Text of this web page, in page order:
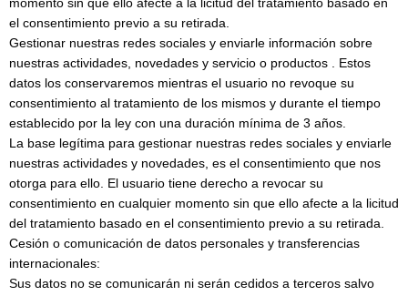
momento sin que ello afecte a la licitud del tratamiento basado en
el consentimiento previo a su retirada.
Gestionar nuestras redes sociales y enviarle información sobre
nuestras actividades, novedades y servicio o productos . Estos
datos los conservaremos mientras el usuario no revoque su
consentimiento al tratamiento de los mismos y durante el tiempo
establecido por la ley con una duración mínima de 3 años.
La base legítima para gestionar nuestras redes sociales y enviarle
nuestras actividades y novedades, es el consentimiento que nos
otorga para ello. El usuario tiene derecho a revocar su
consentimiento en cualquier momento sin que ello afecte a la licitud
del tratamiento basado en el consentimiento previo a su retirada.
Cesión o comunicación de datos personales y transferencias
internacionales:
Sus datos no se comunicarán ni serán cedidos a terceros salvo